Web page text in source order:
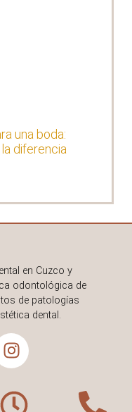
una boda:
diferencia
en Cuzco y
odontológica de
de patologías
dental.